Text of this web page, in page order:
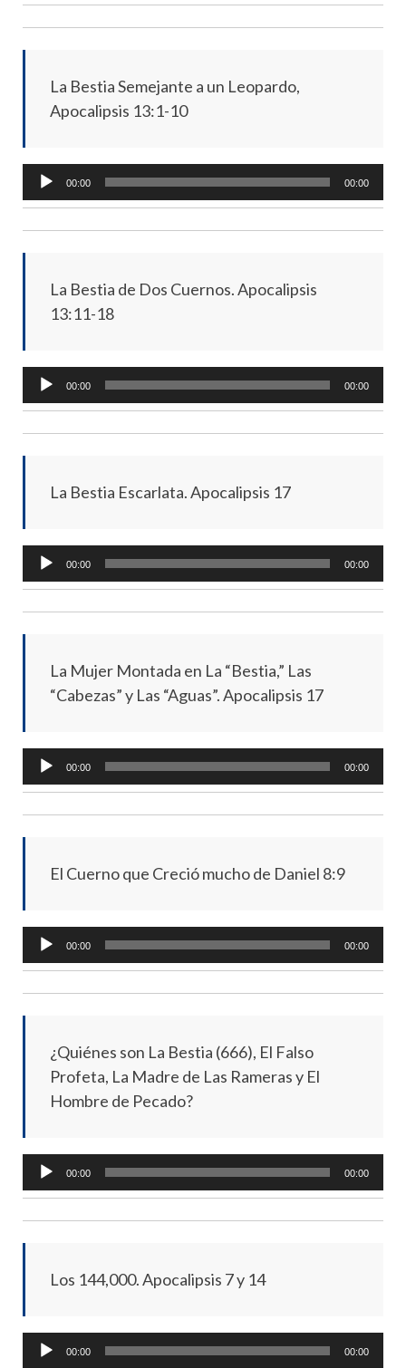
La Bestia Semejante a un Leopardo,
Apocalipsis 13:1-10
Audio
00:00 00:00
La Bestia de Dos Cuernos. Apocalipsis
13:11-18
Audio
00:00 00:00
La Bestia Escarlata. Apocalipsis 17
Audio
00:00 00:00
La Mujer Montada en La “Bestia,” Las
“Cabezas” y Las “Aguas”. Apocalipsis 17
Audio
00:00 00:00
El Cuerno que Creció mucho de Daniel 8:9
Audio
00:00 00:00
¿Quiénes son La Bestia (666), El Falso
Profeta, La Madre de Las Rameras y El
Hombre de Pecado?
Audio
00:00 00:00
Los 144,000. Apocalipsis 7 y 14
Audio
00:00 00:00